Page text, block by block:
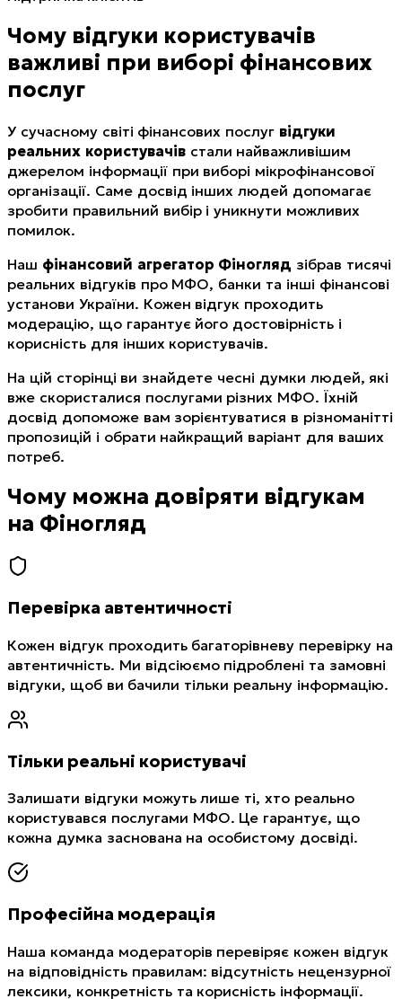
Чому відгуки користувачів
важливі при виборі фінансових
послуг
У сучасному світі фінансових послуг відгуки
реальних користувачівстали найважливішим
джерелом інформації при виборі мікрофінансової
організації. Саме досвід інших людей допомагає
зробити правильний вибір і уникнути можливих
помилок.
Наш фінансовий агрегатор Фіногляд зібрав тисячі
реальних відгуків про МФО, банки та інші фінансові
установи України. Кожен відгук проходить
модерацію, що гарантує його достовірність і
корисність для інших користувачів.
На цій сторінці ви знайдете чесні думки людей, які
вже скористалися послугами різних МФО. Їхній
досвід допоможе вам зорієнтуватися в різноманітті
пропозицій і обрати найкращий варіант для ваших
потреб.
Чому можна довіряти відгукам
на Фіногляд
Перевірка автентичності
Кожен відгук проходить багаторівневу перевірку на
автентичність. Ми відсіюємо підроблені та замовні
відгуки, щоб ви бачили тільки реальну інформацію.
Тільки реальні користувачі
Залишати відгуки можуть лише ті, хто реально
користувався послугами МФО. Це гарантує, що
кожна думка заснована на особистому досвіді.
Професійна модерація
Наша команда модераторів перевіряє кожен відгук
на відповідність правилам: відсутність нецензурної
лексики, конкретність та корисність інформації.